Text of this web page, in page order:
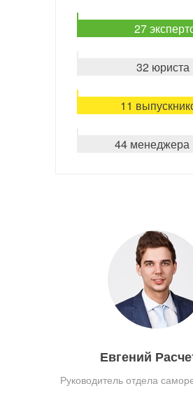
27
32 юриста
11
44 менеджера
Евгений
Руководитель отдела